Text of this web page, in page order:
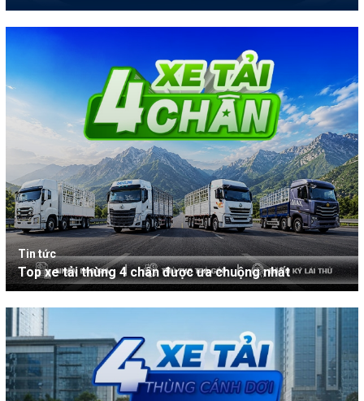
Tin tức
Top xe tải thùng 4 chân được ưa chuộng nhất